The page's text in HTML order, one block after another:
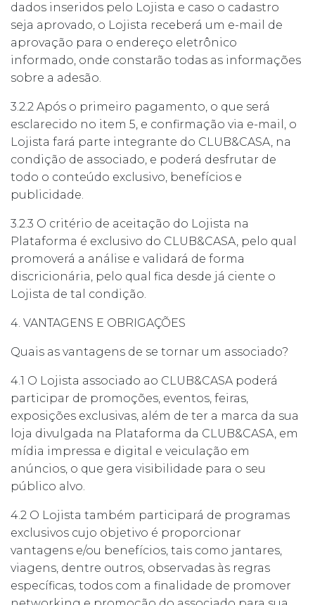
dados inseridos pelo Lojista e caso o cadastro
seja aprovado, o Lojista receberá um e-mail de
aprovação para o endereço eletrônico
informado, onde constarão todas as informações
sobre a adesão.
3.2.2 Após o primeiro pagamento, o que será
esclarecido no item 5, e confirmação via e-mail, o
Lojista fará parte integrante do CLUB&CASA, na
condição de associado, e poderá desfrutar de
todo o conteúdo exclusivo, benefícios e
publicidade.
3.2.3 O critério de aceitação do Lojista na
Plataforma é exclusivo do CLUB&CASA, pelo qual
promoverá a análise e validará de forma
discricionária, pelo qual fica desde já ciente o
Lojista de tal condição.
4. VANTAGENS E OBRIGAÇÕES
Quais as vantagens de se tornar um associado?
4.1 O Lojista associado ao CLUB&CASA poderá
participar de promoções, eventos, feiras,
exposições exclusivas, além de ter a marca da sua
loja divulgada na Plataforma da CLUB&CASA, em
mídia impressa e digital e veiculação em
anúncios, o que gera visibilidade para o seu
público alvo.
4.2 O Lojista também participará de programas
exclusivos cujo objetivo é proporcionar
vantagens e/ou benefícios, tais como jantares,
viagens, dentre outros, observadas às regras
específicas, todos com a finalidade de promover